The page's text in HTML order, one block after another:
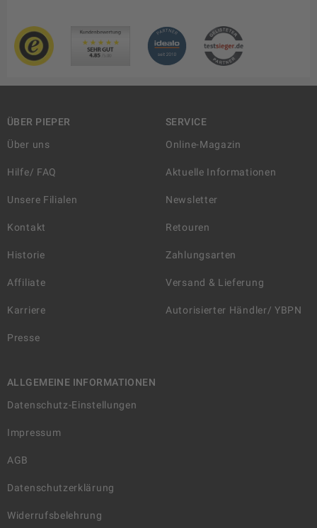
ÜBER PIEPER
Über uns
Hilfe/ FAQ
Unsere Filialen
Kontakt
Historie
Affiliate
Karriere
Presse
SERVICE
Online-Magazin
Aktuelle Informationen
Newsletter
Retouren
Zahlungsarten
Versand & Lieferung
Autorisierter Händler/ YBPN
ALLGEMEINE INFORMATIONEN
Datenschutz-Einstellungen
Impressum
AGB
Datenschutzerklärung
Widerrufsbelehrung